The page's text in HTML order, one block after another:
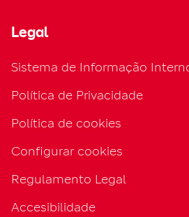
Legal
Sistema de Informação
Política de Privacidade
Política de cookies
Configurar cookies
Regulamento Legal
Accesibilidade